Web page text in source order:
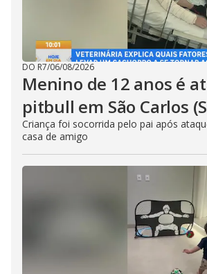
DO R7/06/08/2026
Menino de 12 anos é
pitbull em São Carlos
Criança foi socorrida pelo pai após
casa de amigo